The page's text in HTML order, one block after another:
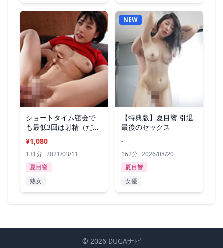
ショートタイム密会で
も最低3回は射精（だ）
せる 夏目響
¥1,080
131分 2021/03/11
夏目響
熟女
NEW
【特典版】夏目響 引退
最後のセックス
-
162分 2026/08/20
夏目響
女優
© 2026 DUGAナビ